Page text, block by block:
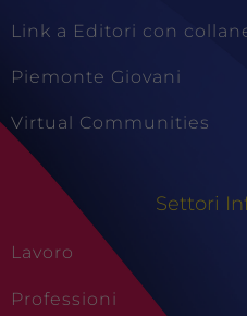
Link a Editori con
Piemonte Giovani
Virtual Communities
Settori
Lavoro
Professioni